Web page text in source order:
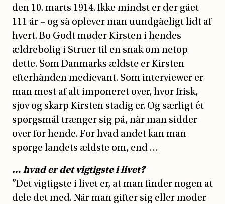
den 10. marts 1914. Ikke mindst er der gået
111 år – og så oplever man uundgåeligt lidt af
hvert. Bo Godt møder Kirsten i hendes
ældrebolig i Struer til en snak om netop
dette. Som Danmarks ældste er Kirsten
efterhånden medievant. Som interviewer er
man mest af alt imponeret over, hvor frisk,
sjov og skarp Kirsten stadig er. Og særligt ét
spørgsmål trænger sig på, når man sidder
over for hende. For hvad andet kan man
spørge landets ældste om, end …
… hvad er det vigtigste i livet?
”Det vigtigste i livet er, at man finder nogen at
dele det med. Når man gifter sig eller møder